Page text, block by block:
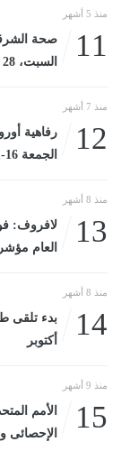
منذ 5 أشهر
11
السبت، 28 فبراير 2026 09:18 مـ
منذ 7 أشهر
12
رفاهية
الجمعة 16-1-2026
منذ 8 أشهر
13
لافروف:
العام
منذ 8 أشهر
14
أكتوبر
منذ 9 أشهر
15
الأمم
الإحصائى